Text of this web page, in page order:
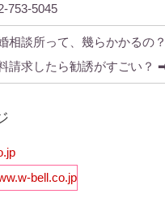
753-5045
相談所って、幾らかかるの
請求したら勧誘がすごい？